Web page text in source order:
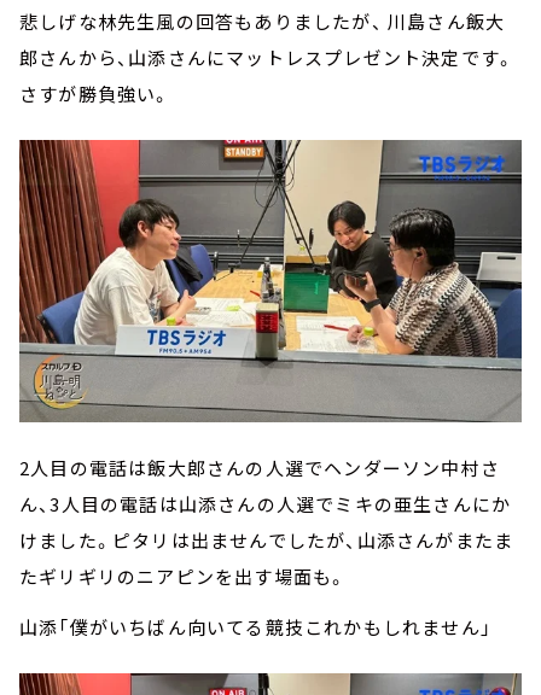
悲しげな林先生風の回答もありましたが、 川島さん飯大
郎さんから、山添さんにマットレスプレゼント決定です。
さすが勝負強い。
2人目の電話は飯大郎さんの人選でヘンダーソン中村さ
ん、3人目の電話は山添さんの人選でミキの亜生さんにか
けました。ピタリは出ませんでしたが、山添さんがまたま
たギリギリのニアピンを出す場面も。
山添「僕がいちばん向いてる競技これかもしれません」